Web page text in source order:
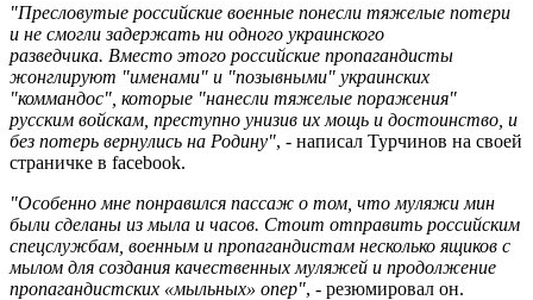
"Пресловутые российские военные понесли тяжелые потери
и не смогли задержать ни одного украинского
разведчика. Вместо этого российские пропагандисты
жонглируют "именами" и "позывными" украинских
"коммандос", которые "нанесли тяжелые поражения"
русским войскам, преступно унизив их мощь и достоинство, и
без потерь вернулись на Родину", - написал Турчинов на своей
страничке в facebook.
"Особенно мне понравился пассаж о том, что муляжи мин
были сделаны из мыла и часов. Стоит отправить российским
спецслужбам, военным и пропагандистам несколько ящиков с
мылом для создания качественных муляжей и продолжение
пропагандистских «мыльных» опер", - резюмировал он.